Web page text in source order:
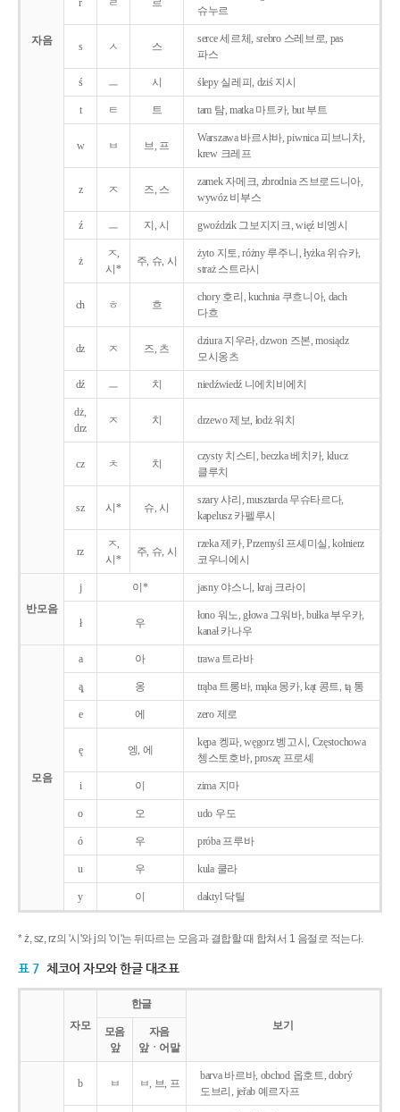
자음
r ㄹ 르
슈누르
s ㅅ 스
serce 세르체, srebro 스레브로, pas
파스
ś ㅡ 시 ślepy 실레피, dziś 지시
t ㅌ 트 tam 탐, matka 마트카, but 부트
w ㅂ 브, 프
Warszawa 바르샤바, piwnica 피브니차,
krew 크레프
z ㅈ 즈, 스
zamek 자메크, zbrodnia 즈브로드니아,
wywóz 비부스
ź ㅡ 지, 시 gwoździk 그보지지크, więź 비엥시
ż
ㅈ,
시*
주, 슈, 시
żyto 지토, różny 루주니, łyżka 위슈카,
straż 스트라시
ch ㅎ 흐
chory 호리, kuchnia 쿠흐니아, dach
다흐
dz ㅈ 즈, 츠
dziura 지우라, dzwon 즈본, mosiądz
모시옹츠
dź ㅡ 치 niedźwiedź 니에치비에치
dż,
drz
ㅈ 치 drzewo 제보, łodż 워치
cz ㅊ 치
czysty 치스티, beczka 베치카, klucz
클루치
sz 시* 슈, 시
szary 샤리, musztarda 무슈타르다,
kapelusz 카펠루시
rz
ㅈ,
시*
주, 슈, 시
rzeka 제카, Przemyśl 프셰미실, kołnierz
코우니에시
반모음
j 이* jasny 야스니, kraj 크라이
ł 우
łono 워노, głowa 그워바, bułka 부우카,
kanał 카나우
모음
a 아 trawa 트라바
ą̨ 옹 trąba 트롱바, mąka 몽카, kąt 콩트, tą 통
e 에 zero 제로
ę 엥, 에
kępa 켕파, węgorz 벵고시, Częstochowa
쳉스토호바, proszę 프로셰
i 이 zima 지마
o 오 udo 우도
ó 우 próba 프루바
u 우 kula 쿨라
y 이 daktyl 닥틸
* ż, sz, rz의 '시'와 j의 '이'는 뒤따르는 모음과 결합할 때 합쳐서 1 음절로 적는다.
표 7 체코어 자모와 한글 대조표
자모
한글
보기
모음
앞
자음
앞ㆍ어말
b ㅂ ㅂ, 브, 프
barva 바르바, obchod 옵호트, dobrý
도브리, jeřab 예르자프